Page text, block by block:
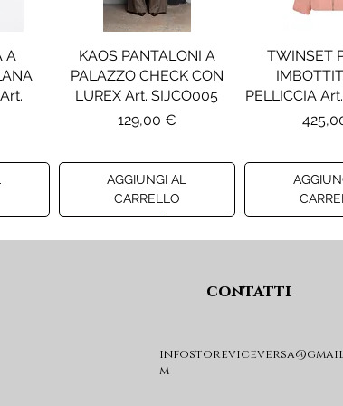
A
KAOS PANTALONI A
PALAZZO CHECK CON
LUREX Art. SIJCO005
Prezzo
129,00 €
AGGIUNGI AL
CARRELLO
TWINSET
PELLICCIA
PINKO ANFIBIO MOD. EVA
contatti
m